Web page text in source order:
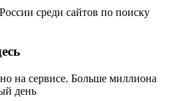
среди сайтов по поиску
на сервисе. Больше миллиона
день